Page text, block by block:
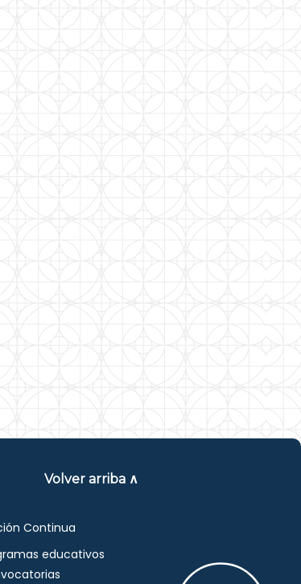
Volver arriba ∧
Continua
educativos